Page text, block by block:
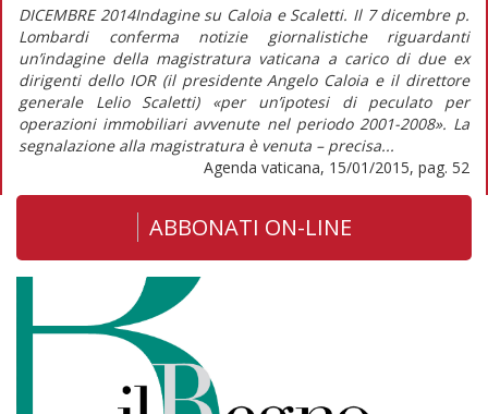
DICEMBRE 2014Indagine su Caloia e Scaletti. Il 7 dicembre p.
Lombardi conferma notizie giornalistiche riguardanti
un’indagine della magistratura vaticana a carico di due ex
dirigenti dello IOR (il presidente Angelo Caloia e il direttore
generale Lelio Scaletti) «per un’ipotesi di peculato per
operazioni immobiliari avvenute nel periodo 2001-2008». La
segnalazione alla magistratura è venuta – precisa...
Agenda vaticana, 15/01/2015, pag. 52
ABBONATI ON-LINE